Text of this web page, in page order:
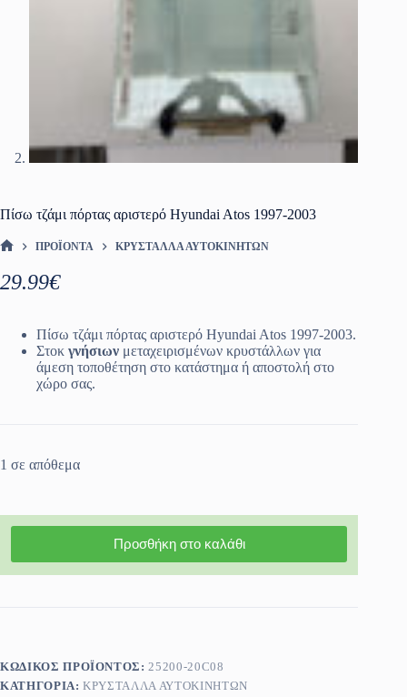
Πίσω τζάμι πόρτας αριστερό Hyundai Atos 1997-2003
ΠΡΟΪΌΝΤΑ ΚΡΎΣΤΑΛΛΑ ΑΥΤΟΚΙΝΉΤΩΝ
29.99€
Πίσω τζάμι πόρτας αριστερό Hyundai Atos 1997-2003.
Στοκ γνήσιων μεταχειρισμένων κρυστάλλων για
άμεση τοποθέτηση στο κατάστημα ή αποστολή στο
χώρο σας.
1 σε απόθεμα
Προσθήκη στο καλάθι
ΚΩΔΙΚΌΣ ΠΡΟΪΌΝΤΟΣ: 25200-20C08
ΚΑΤΗΓΟΡΊΑ:ΚΡΎΣΤΑΛΛΑ ΑΥΤΟΚΙΝΉΤΩΝ